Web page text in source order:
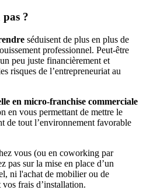
?
séduisent de plus en plus de
professionnel. Peut-être
peu juste financièrement et
risques de l’entrepreneuriat au
en micro-franchise commerciale
en vous permettant de mettre le
de tout l’environnement favorable
vous (ou en coworking par
pas sur la mise en place d’un
ni l'achat de mobilier ou de
frais d’installation.